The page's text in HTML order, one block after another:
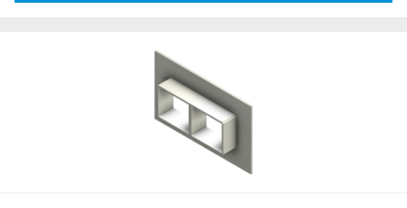
Underwriters Laboratories Inc.